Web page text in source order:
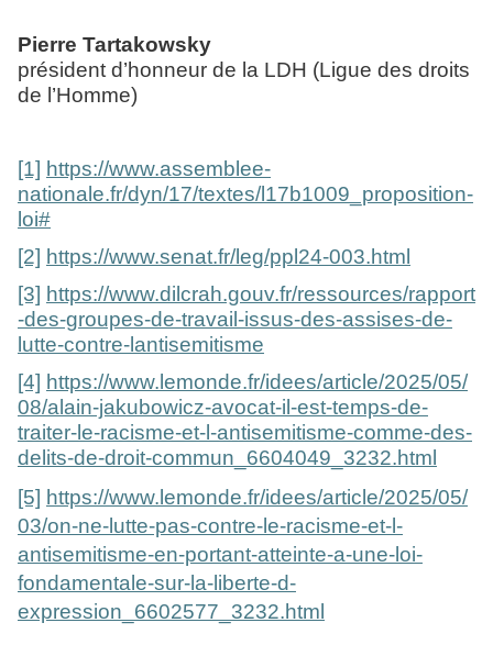
Pierre Tartakowsky
président d’honneur de la LDH (Ligue des droits
de l’Homme)
[1] https://www.assemblee-
nationale.fr/dyn/17/textes/l17b1009_proposition-
loi#
[2] https://www.senat.fr/leg/ppl24-003.html
[3] https://www.dilcrah.gouv.fr/ressources/rapport
-des-groupes-de-travail-issus-des-assises-de-
lutte-contre-lantisemitisme
[4] https://www.lemonde.fr/idees/article/2025/05/
08/alain-jakubowicz-avocat-il-est-temps-de-
traiter-le-racisme-et-l-antisemitisme-comme-des-
delits-de-droit-commun_6604049_3232.html
[5] https://www.lemonde.fr/idees/article/2025/05/
03/on-ne-lutte-pas-contre-le-racisme-et-l-
antisemitisme-en-portant-atteinte-a-une-loi-
fondamentale-sur-la-liberte-d-
expression_6602577_3232.html